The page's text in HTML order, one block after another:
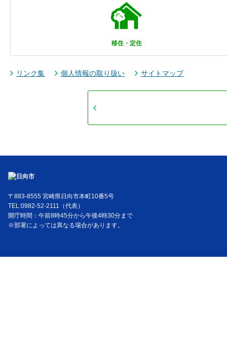
移住・定住
リンク集 個人情報の取り扱い サイトマップ
〒883-8555 宮崎県日向市本町10番5号
TEL:0982-52-2111（代表）
開庁時間：午前8時45分から午後4時30分まで
※部署によっては異なる場合があります。